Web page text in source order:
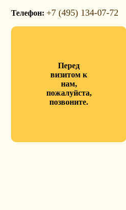
Телефон: +7 (495) 134-07-72
Перед
визитом к
нам,
пожалуйста,
позвоните.